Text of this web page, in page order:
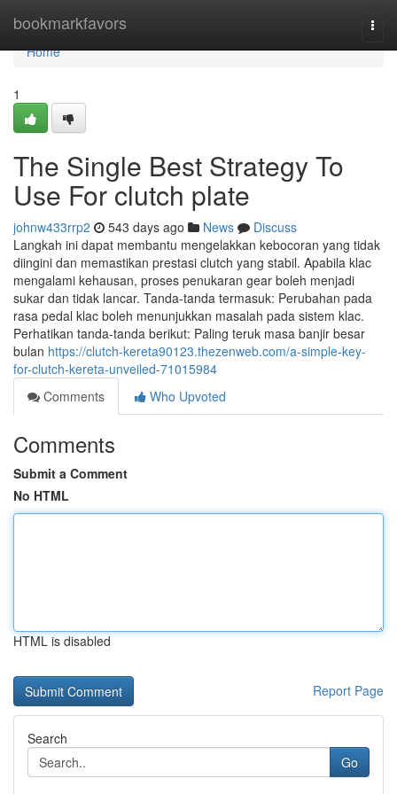
bookmarkfavors
Home
Home
1
The Single Best Strategy To
Use For clutch plate
johnw433rrp2 543 days ago News
Discuss
Langkah ini dapat membantu mengelakkan kebocoran yang tidak
diingini dan memastikan prestasi clutch yang stabil. Apabila klac
mengalami kehausan, proses penukaran gear boleh menjadi
sukar dan tidak lancar. Tanda-tanda termasuk: Perubahan pada
rasa pedal klac boleh menunjukkan masalah pada sistem klac.
Perhatikan tanda-tanda berikut: Paling teruk masa banjir besar
bulan https://clutch-kereta90123.thezenweb.com/a-simple-key-
for-clutch-kereta-unveiled-71015984
Comments
Who Upvoted
Comments
Submit a Comment
No HTML
HTML is disabled
Report Page
Search
Go